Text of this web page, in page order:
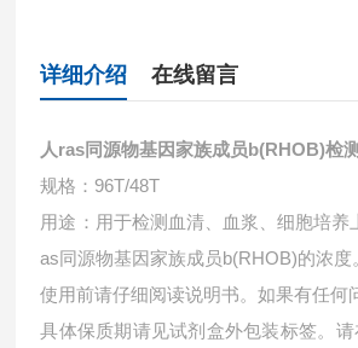
详细介绍 在线留言
人ras同源物基因家族成员b(RHOB)检
规格：96T/48T
用途：用于检测血清、血浆、细胞培养
as同源物基因家族成员b(RHOB)的浓度
使用前请仔细阅读说明书。如果有任何
具体保质期请见试剂盒外包装标签。请